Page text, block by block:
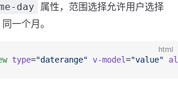
day
属性，范围选择允许用户选择
一个月。
html
type="daterange" v-model="value"